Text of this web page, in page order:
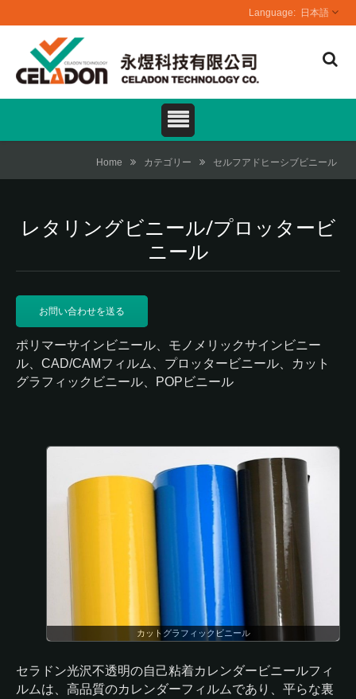
日本語
Home カテゴリー セルフアドヒーシブビニール
レタリングビニール/プロッタービ
ニール
お問い合わせを送る
ポリマーサインビニール、モノメリックサインビニー
ル、CAD/CAMフィルム、プロッタービニール、カット
グラフィックビニール、POPビニール
カットグラフィックビニール
セラドン光沢不透明の自己粘着カレンダービニールフィ
ルムは、高品質のカレンダーフィルムであり、平らな裏